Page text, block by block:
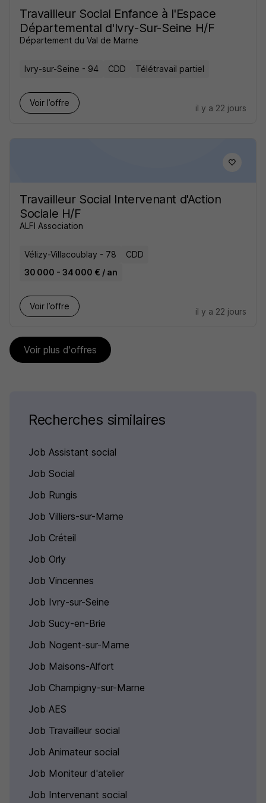
Travailleur Social Enfance à l'Espace
Départemental d'Ivry-Sur-Seine H/F
Département du Val de Marne
Ivry-sur-Seine - 94 CDD Télétravail partiel
Voir l’offre
il y a 22 jours
Travailleur Social Intervenant d'Action
Sociale H/F
ALFI Association
Vélizy-Villacoublay - 78
CDD
30 000 - 34 000 € / an
Voir l’offre
il y a 22 jours
Voir plus d'offres
Recherches similaires
Job Assistant social
Job Social
Job Rungis
Job Villiers-sur-Marne
Job Créteil
Job Orly
Job Vincennes
Job Ivry-sur-Seine
Job Sucy-en-Brie
Job Nogent-sur-Marne
Job Maisons-Alfort
Job Champigny-sur-Marne
Job AES
Job Travailleur social
Job Animateur social
Job Moniteur d'atelier
Job Intervenant social